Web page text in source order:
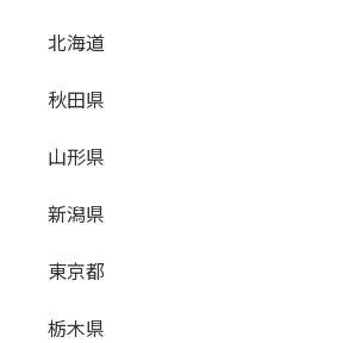
北海道
秋田県
山形県
新潟県
東京都
栃木県